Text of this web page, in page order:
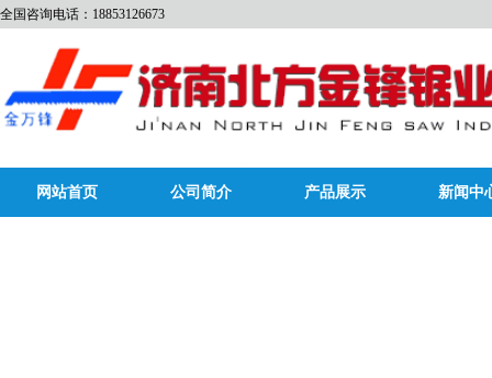
全国咨询电话：18853126673
网站首页 公司简介 产品展示 新闻中